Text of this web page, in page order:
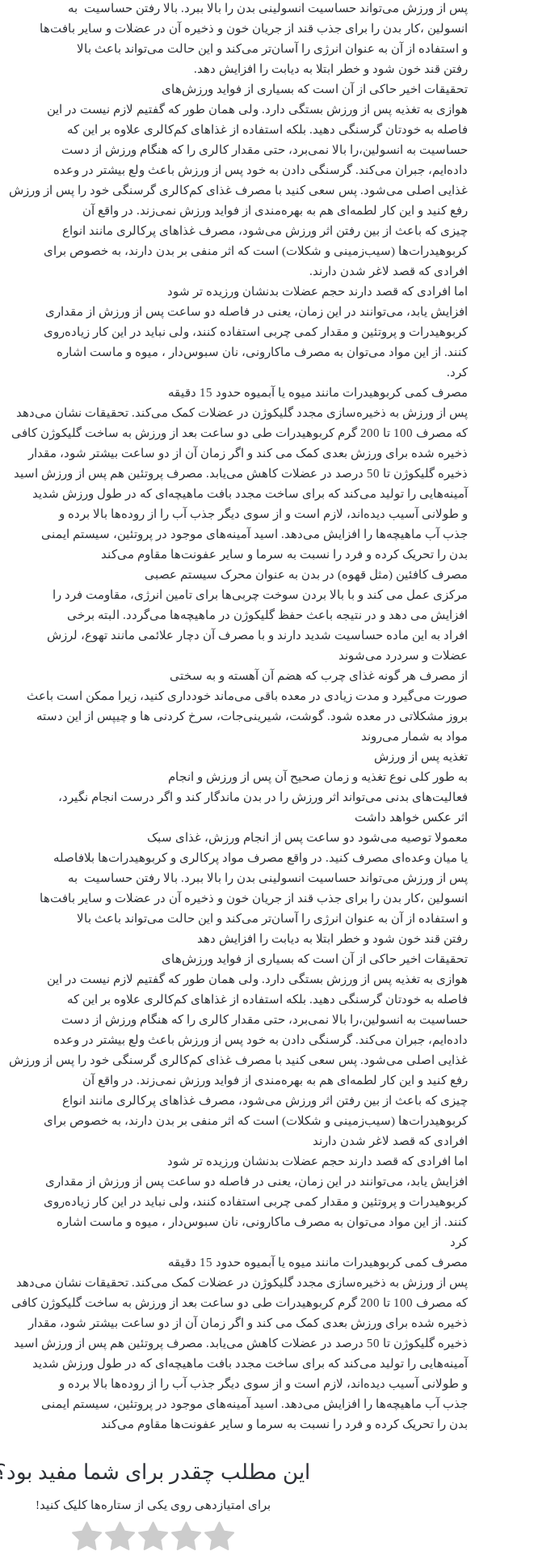
پس از ورزش می‌تواند حساسیت انسولینی بدن را بالا ببرد. بالا رفتن حساسیت به
انسولین ،کار بدن را برای جذب قند از جریان خون و ذخیره آن در عضلات و سایر بافت‌ها
و استفاده از آن به عنوان انرژی را آسان‌تر می‌کند و این حالت می‌تواند باعث بالا
رفتن قند خون شود و خطر ابتلا به دیابت را افزایش دهد.
تحقیقات اخیر حاکی از آن است که بسیاری از فواید ورزش‌های
هوازی به تغذیه پس از ورزش بستگی دارد. ولی همان طور که گفتیم لازم نیست در این
فاصله به خودتان گرسنگی دهید. بلکه استفاده از غذاهای کم‌کالری علاوه بر این که
حساسیت به انسولین،را بالا نمی‌برد، حتی مقدار کالری را‌ که هنگام ورزش از دست
داده‌ایم، جبران می‌کند. گرسنگی دادن به خود پس از ورزش باعث ولع بیشتر در وعده
غذایی اصلی می‌شود. پس سعی کنید با مصرف غذای کم‌کالری گرسنگی خود را پس از ورزش
رفع کنید و این کار لطمه‌ای هم به بهره‌مندی از فواید ورزش نمی‌زند. در واقع آن
چیزی که باعث از بین رفتن اثر ورزش می‌شود، مصرف غذاهای پرکالری مانند انواع
کربوهیدرات‌ها (سیب‌زمینی و شکلات) است که اثر منفی بر بدن دارند، به خصوص برای
افرادی که قصد لاغر شدن دارند.
اما افرادی که قصد دارند حجم عضلات بدنشان ورزیده تر شود
افزایش یابد، می‌توانند در این زمان، یعنی در فاصله دو ساعت پس از ورزش از مقداری
کربوهیدرات‌ و پروتئین و مقدار کمی چربی استفاده کنند، ولی نباید در این کار زیاده‌روی
کنند. از این مواد می‌توان به مصرف ماکارونی، نان سبوس‌دار ، میوه و ماست اشاره
کرد.
مصرف کمی کربوهیدرات مانند میوه یا آبمیوه حدود 15 دقیقه
پس از ورزش به ذخیره‌سازی مجدد گلیکوژن در عضلات کمک می‌کند. تحقیقات نشان می‌دهد
که مصرف 100 تا 200 گرم کربوهیدرات طی دو ساعت بعد از ورزش به ساخت گلیکوژن کافی
ذخیره شده برای ورزش بعدی کمک می کند و اگر زمان آن از دو ساعت بیشتر شود، مقدار
ذخیره گلیکوژن تا 50 درصد در عضلات کاهش می‌یابد. مصرف پروتئین هم پس از ورزش اسید
آمینه‌هایی را تولید می‌کند که برای ساخت مجدد بافت ماهیچه‌ای که در طول ورزش شدید
و طولانی آسیب دیده‌اند، لازم است و از سوی دیگر جذب آب را از روده‌ها بالا برده و
جذب آب ماهیچه‌ها را افزایش می‌دهد. اسید آمینه‌های موجود در پروتئین، سیستم ایمنی
بدن را تحریک کرده و فرد را نسبت به سرما و سایر عفونت‌ها مقاوم می‌کند
مصرف کافئین (مثل قهوه) در بدن به عنوان محرک سیستم عصبی
مرکزی عمل می کند و با بالا بردن سوخت چربی‌ها برای تامین انرژی، مقاومت فرد را
افزایش می دهد و در نتیجه باعث حفظ گلیکوژن در ماهیچه‌ها می‌گردد. البته برخی
افراد به این ماده حساسیت شدید دارند و با مصرف آن دچار علائمی مانند تهوع، لرزش
عضلات و سردرد می‌‌شوند
از مصرف هر گونه غذای چرب که هضم آن آهسته و به سختی
صورت می‌گیرد و مدت زیادی در معده باقی می‌ماند خودداری کنید، زیرا ممکن است باعث
بروز مشکلاتی در معده شود. گوشت، شیرینی‌جات، سرخ کردنی ها و چیپس از این دسته
مواد به شمار می‌روند
تغذیه پس از ورزش
به طور کلی نوع تغذیه و زمان صحیح آن پس از ورزش و انجام
فعالیت‌های بدنی می‌تواند اثر ورزش را در بدن ماندگار کند و اگر درست انجام نگیرد،
اثر عکس خواهد داشت
معمولا توصیه می‌شود دو ساعت پس از انجام ورزش، غذای سبک
یا میان ‌وعده‌ای مصرف کنید. در واقع مصرف مواد پرکالری و کربوهیدرات‌ها بلافاصله
پس از ورزش می‌تواند حساسیت انسولینی بدن را بالا ببرد. بالا رفتن حساسیت به
انسولین ،کار بدن را برای جذب قند از جریان خون و ذخیره آن در عضلات و سایر بافت‌ها
و استفاده از آن به عنوان انرژی را آسان‌تر می‌کند و این حالت می‌تواند باعث بالا
رفتن قند خون شود و خطر ابتلا به دیابت را افزایش دهد
تحقیقات اخیر حاکی از آن است که بسیاری از فواید ورزش‌های
هوازی به تغذیه پس از ورزش بستگی دارد. ولی همان طور که گفتیم لازم نیست در این
فاصله به خودتان گرسنگی دهید. بلکه استفاده از غذاهای کم‌کالری علاوه بر این که
حساسیت به انسولین،را بالا نمی‌برد، حتی مقدار کالری را‌ که هنگام ورزش از دست
داده‌ایم، جبران می‌کند. گرسنگی دادن به خود پس از ورزش باعث ولع بیشتر در وعده
غذایی اصلی می‌شود. پس سعی کنید با مصرف غذای کم‌کالری گرسنگی خود را پس از ورزش
رفع کنید و این کار لطمه‌ای هم به بهره‌مندی از فواید ورزش نمی‌زند. در واقع آن
چیزی که باعث از بین رفتن اثر ورزش می‌شود، مصرف غذاهای پرکالری مانند انواع
کربوهیدرات‌ها (سیب‌زمینی و شکلات) است که اثر منفی بر بدن دارند، به خصوص برای
افرادی که قصد لاغر شدن دارند
اما افرادی که قصد دارند حجم عضلات بدنشان ورزیده تر شود
افزایش یابد، می‌توانند در این زمان، یعنی در فاصله دو ساعت پس از ورزش از مقداری
کربوهیدرات‌ و پروتئین و مقدار کمی چربی استفاده کنند، ولی نباید در این کار زیاده‌روی
کنند. از این مواد می‌توان به مصرف ماکارونی، نان سبوس‌دار ، میوه و ماست اشاره
کرد
مصرف کمی کربوهیدرات مانند میوه یا آبمیوه حدود 15 دقیقه
پس از ورزش به ذخیره‌سازی مجدد گلیکوژن در عضلات کمک می‌کند. تحقیقات نشان می‌دهد
که مصرف 100 تا 200 گرم کربوهیدرات طی دو ساعت بعد از ورزش به ساخت گلیکوژن کافی
ذخیره شده برای ورزش بعدی کمک می کند و اگر زمان آن از دو ساعت بیشتر شود، مقدار
ذخیره گلیکوژن تا 50 درصد در عضلات کاهش می‌یابد. مصرف پروتئین هم پس از ورزش اسید
آمینه‌هایی را تولید می‌کند که برای ساخت مجدد بافت ماهیچه‌ای که در طول ورزش شدید
و طولانی آسیب دیده‌اند، لازم است و از سوی دیگر جذب آب را از روده‌ها بالا برده و
جذب آب ماهیچه‌ها را افزایش می‌دهد. اسید آمینه‌های موجود در پروتئین، سیستم ایمنی
بدن را تحریک کرده و فرد را نسبت به سرما و سایر عفونت‌ها مقاوم می‌کند
این مطلب چقدر برای شما مفید
برای امتیازدهی روی یکی از ستاره‌ها کلیک کنید!